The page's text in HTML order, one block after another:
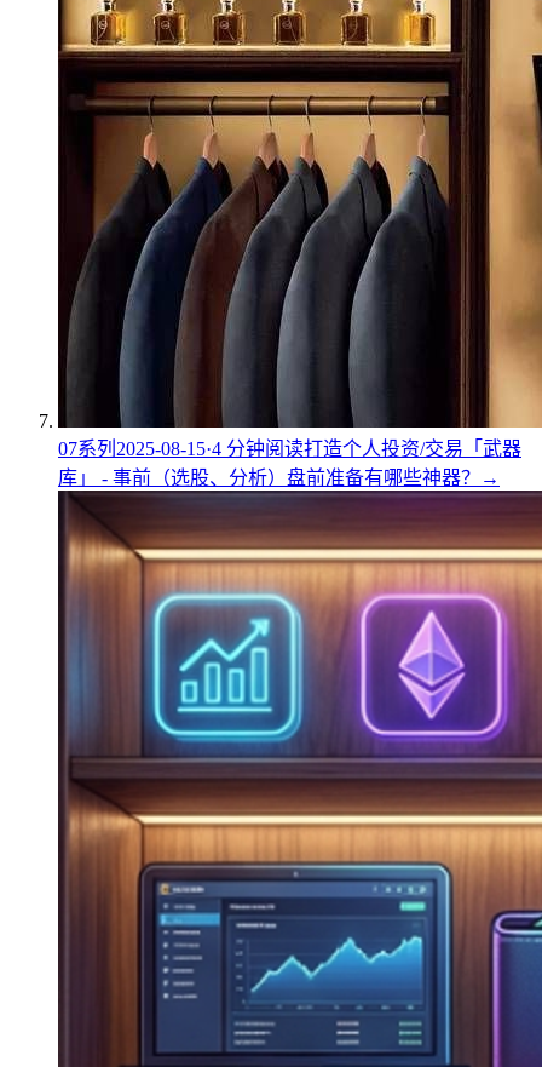
07系列 2025-08-15·4 分钟阅读打造个人投资/交易「武器
库」 - 事前（选股、分析） 盘前准备有哪些神器？ →